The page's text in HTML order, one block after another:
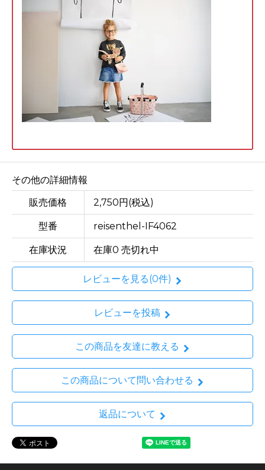
その他の詳細情報
販売価格 2,750円(税込)
型番 reisenthel-IF4062
在庫状況 在庫0 売切れ中
レビューを見る(0件)
レビューを投稿
この商品を友達に教える
この商品について問い合わせる
返品について